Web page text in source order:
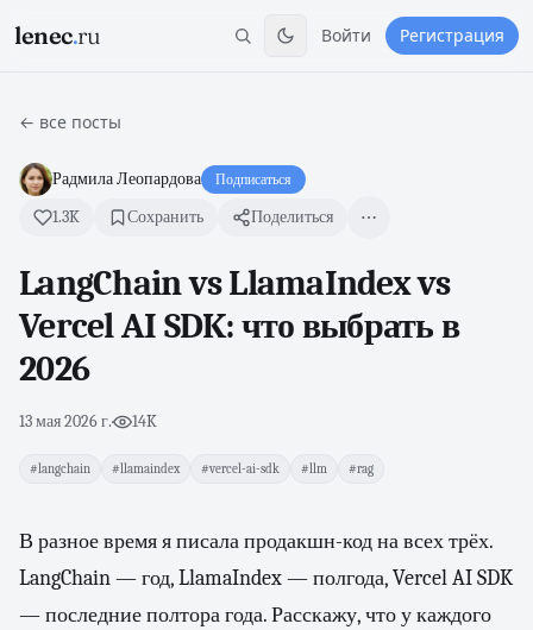
lenec.ru Войти Регистрация
← все посты
Радмила Леопардова Подписаться
1.3K Сохранить Поделиться
LangChain vs LlamaIndex vs
Vercel AI SDK: что выбрать в
2026
13 мая 2026 г.· 14K
#langchain #llamaindex #vercel-ai-sdk #llm #rag
В разное время я писала продакшн-код на всех трёх.
LangChain — год, LlamaIndex — полгода, Vercel AI SDK
— последние полтора года. Расскажу, что у каждого